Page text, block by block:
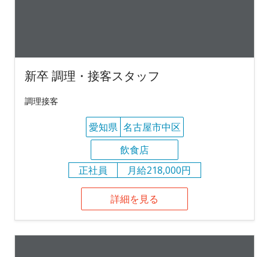
新卒 調理・接客スタッフ
調理接客
愛知県 名古屋市中区
飲食店
正社員
月給218,000円
詳細を見る